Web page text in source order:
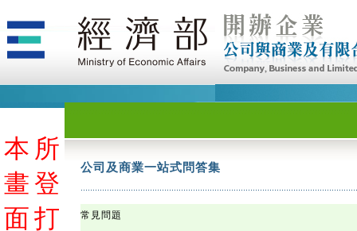
本
本
本
本
本
本
本
本
本
本
本
本
本
本
本
本
本
本
本
本
本
本
本
本
本
本
本
本
本
本
本
本
本
本
本
本
本
本
本
本
本
本
本
本
本
本
本